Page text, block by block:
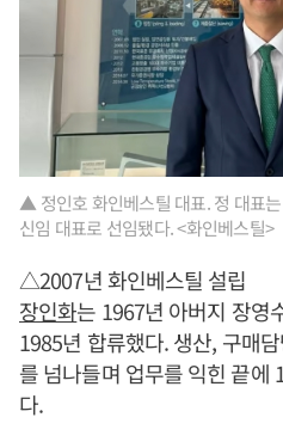
▲ 정인호 화인베스틸 대표. 정 대표
신임 대표로 선임됐다. <화인베스틸>
△2007년 화인베스틸 설립
장인화는 1967년 아버지 장영
1985년 합류했다. 생산, 구매
를 넘나들며 업무를 익힌 끝에
다.